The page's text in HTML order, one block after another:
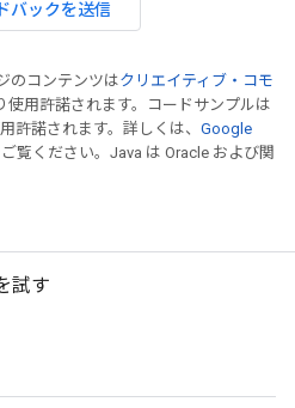
バックを送信
のコンテンツはクリエイティブ・コモ
使用許諾されます。コードサンプルは
許諾されます。詳しくは、 Google
ご覧ください。Java は Oracle および関
試す